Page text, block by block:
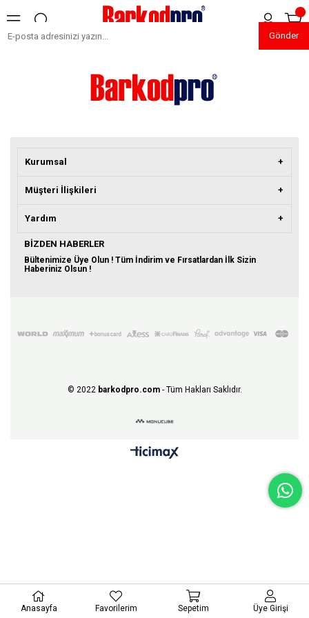
Gönder
Kurumsal
Müşteri İlişkileri
Yardım
BIZDEN HABERLER
Bültenimize Üye Olun ! Tüm İndirim ve Fırsatlardan İlk Sizin
Haberiniz Olsun !
© 2022 barkodpro.com- Tüm Hakları Saklıdır.
Anasayfa Favorilerim Sepetim Üye Girişi